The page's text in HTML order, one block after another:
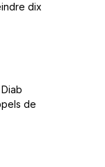
dix
de